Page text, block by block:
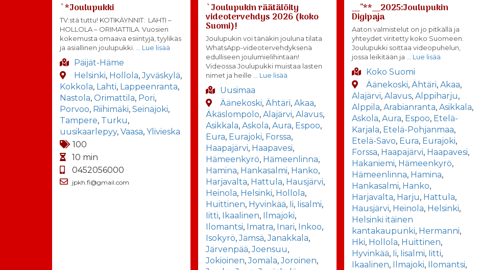
`*Joulupukki
TV:stä tuttu! KOTIKÄYNNIT: LAHTI –
HOLLOLA – ORIMATTILA. Vuosien
kokemusta omaava esiintyjä, tyylikäs
ja asiallinen joulupukki.
… Lue lisää
Päijät-Häme
Helsinki, Hollola,Jyväskylä,
Kokkola, Lahti, Lappeenranta,
Nastola, Orimattila, Pori,
Porvoo, Riihimäki, Seinäjoki,
Tampere, Turku,
uusikaarlepyy, Vaasa, Ylivieska
100
10 min
0452056000
jpkh.fi@gmail.com
`Joulupukin räätälöity
videotervehdys 2026 (koko
Suomi)!
Joulupukin voi tänäkin jouluna tilata
WhatsApp-videotervehdyksenä
edulliseen joulumielihintaan!
Videossa Joulupukki muistaa lasten
nimet ja heille … Lue lisää
Uusimaa
Äänekoski,Ähtäri,Akaa,
Äkäslompolo,Alajärvi,Alavus,
Asikkala,Askola,Aura, Espoo,
Eura, Eurajoki, Forssa,
Haapajärvi, Haapavesi,
Hämeenkyrö, Hämeenlinna,
Hamina, Hankasalmi, Hanko,
Harjavalta, Hattula, Hausjärvi,
Heinola, Helsinki, Hollola,
Huittinen, Hyvinkää, Ii, Iisalmi,
Iitti, Ikaalinen, Ilmajoki,
Ilomantsi, Imatra, Inari, Inkoo,
Isokyrö,Jämsä,Janakkala,
Järvenpää,Joensuu,
Jokioinen,Jomala,Joroinen,
__”**__2025:Joulupukin
Digipaja
Aaton valmistelut on jo pitkällä ja
yhteydet viritetty koko Suomeen.
Joulupukki soittaa videopuhelun,
jossa leikitään ja … Lue lisää
Koko Suomi
Äänekoski,Ähtäri,Akaa,
Alajärvi,Alavus,Alppiharju,
Alppila,Arabianranta,Asikkala,
Askola,Aura, Espoo, Etelä-
Karjala, Etelä-Pohjanmaa,
Etelä-Savo, Eura, Eurajoki,
Forssa, Haapajärvi, Haapavesi,
Hakaniemi, Hämeenkyrö,
Hämeenlinna, Hamina,
Hankasalmi, Hanko,
Harjavalta, Harju, Hattula,
Hausjärvi, Heinola, Helsinki,
Helsinki itäinen
kantakaupunki, Hermanni,
Hki, Hollola, Huittinen,
Hyvinkää, Ii, Iisalmi, Iitti,
Ikaalinen, Ilmajoki, Ilomantsi,